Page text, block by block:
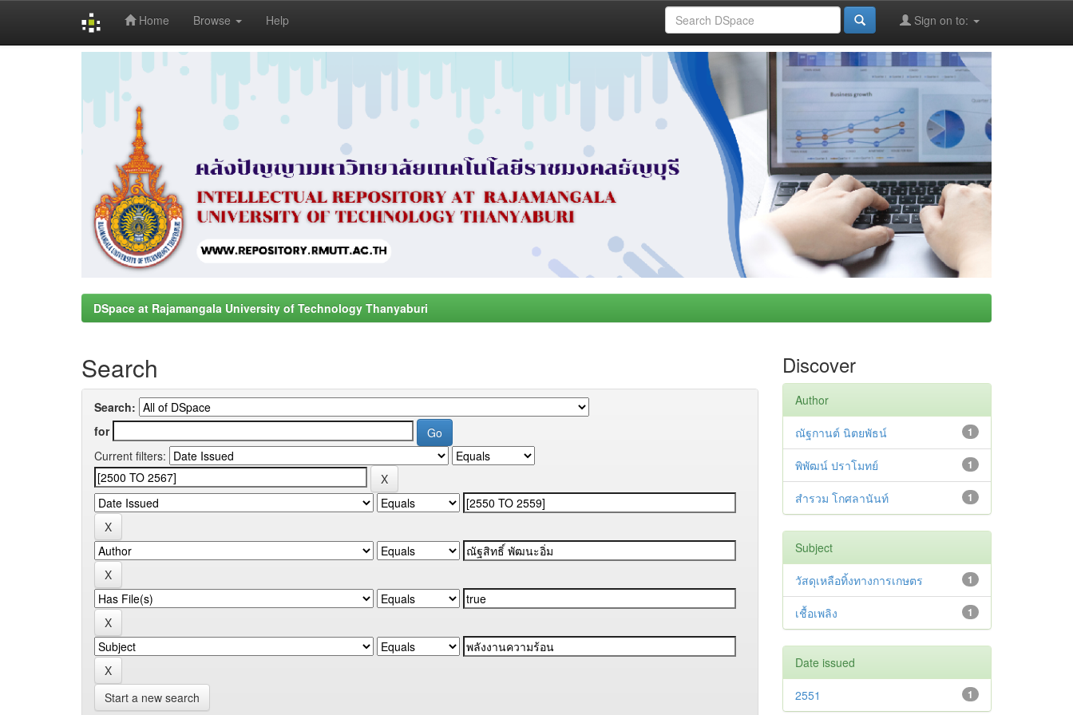
Home Browse Help Sign on to:
DSpace at Rajamangala University of Technology Thanyaburi
Search
Search:
for
Current filters:
Start a new search
Discover
Author
1
ณัฐกานต์ นิตยพัธน์
1
พิพัฒน์ ปราโมทย์
1
สำรวม โกศลานันท์
Subject
1
วัสดุเหลือทิ้งทางการเกษตร
1
เชื้อเพลิง
Date issued
1
2551